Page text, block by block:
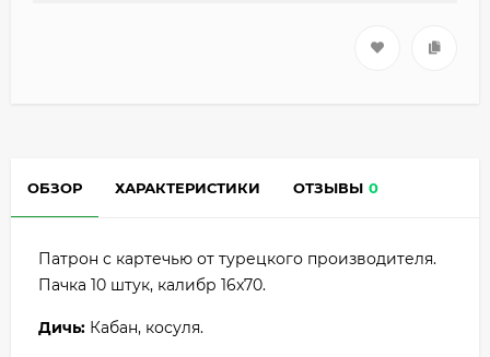
ОБЗОР ХАРАКТЕРИСТИКИ ОТЗЫВЫ 0
Патрон с картечью от турецкого производителя.
Пачка 10 штук, калибр 16x70.
Дичь: Кабан, косуля.